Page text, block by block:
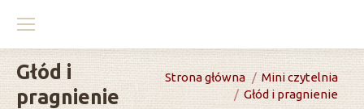
Głód i
pragnienie
You are here:
Strona główna
Mini czytelnia
Głód i pragnienie